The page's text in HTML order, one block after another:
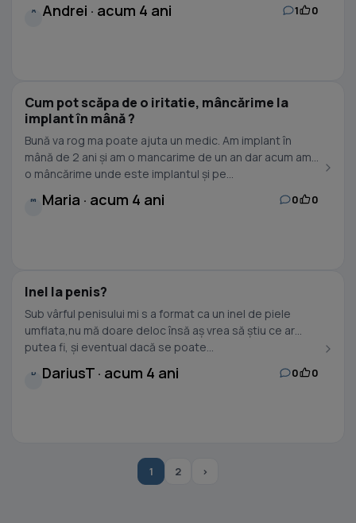
A Andrei · acum 4 ani 1 0
Cum pot scăpa de o iritatie, mâncărime la
implant în mână ?
Bună va rog ma poate ajuta un medic. Am implant în
mână de 2 ani și am o mancarime de un an dar acum am
o mâncărime unde este implantul și pe...
M Maria · acum 4 ani 0 0
Inel la penis?
Sub vârful penisului mi s a format ca un inel de piele
umflata,nu mă doare deloc însă aș vrea să știu ce ar
putea fi, și eventual dacă se poate...
D DariusT · acum 4 ani 0 0
1 2 ›